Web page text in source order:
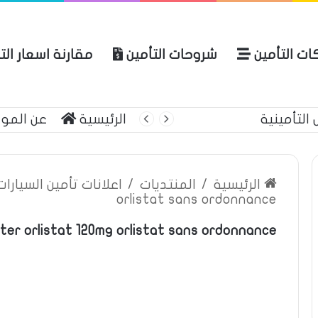
التأمين شروحات التأمين مقارنة اسعار
العامة للتأمين الرئيسية عن
الرئيسية / المنتديات / اعلانات تأمين
orlistat sans ordonnance
orlistat 120mg orlistat sans ordonnance